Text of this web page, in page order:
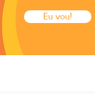
Eu vou!